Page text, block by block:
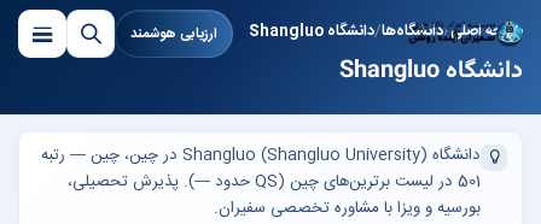
ارزیابی هوشمند صفحه اصلی دانشگاه‌ها دانشگاه Shangluo
دانشگاه Shangluo
دانشگاه Shangluo (Shangluo University) در چین، چین — رتبه
501 در لیست برترین‌های چین (QS حدود —). پذیرش تحصیلی،
بورسیه و ویزا با مشاوره تخصصی سفیران.